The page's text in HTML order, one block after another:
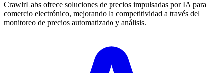
CrawlrLabs ofrece soluciones de precios impulsadas por IA para
comercio electrónico, mejorando la competitividad a través del
monitoreo de precios automatizado y análisis.